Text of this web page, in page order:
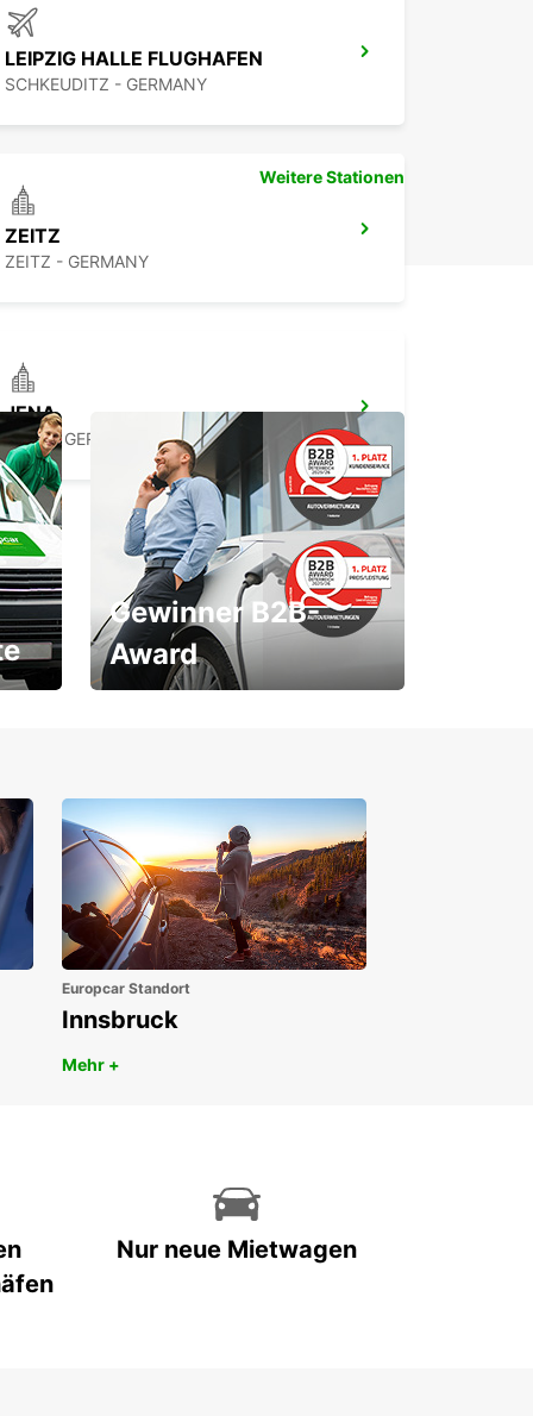
LEIPZIG HALLE FLUGHAFEN
SCHKEUDITZ - GERMANY
ZEITZ
ZEITZ - GERMANY
JENA
JENA - GERMANY
Weitere Stationen
Gewinner B2B-
Award
Europcar Standort
Innsbruck
Mehr +
Nur neue Mietwagen